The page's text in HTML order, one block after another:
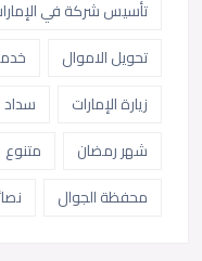
تأسيس شركة في
تحويل الاموال
زيارة الإمارات
سداد
شهر رمضان
متنوع
محفظة الجوال